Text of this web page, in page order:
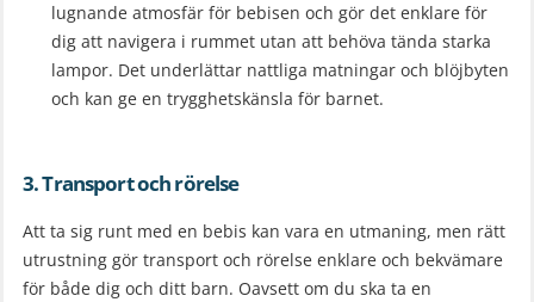
lugnande atmosfär för bebisen och gör det enklare för
dig att navigera i rummet utan att behöva tända starka
lampor. Det underlättar nattliga matningar och blöjbyten
och kan ge en trygghetskänsla för barnet.
3. Transport och rörelse
Att ta sig runt med en bebis kan vara en utmaning, men rätt
utrustning gör transport och rörelse enklare och bekvämare
för både dig och ditt barn. Oavsett om du ska ta en